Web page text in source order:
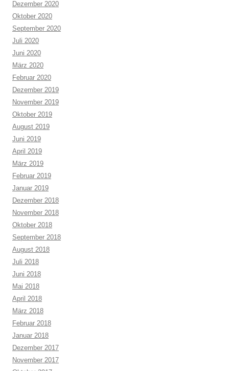
Dezember 2020
Oktober 2020
September 2020
Juli 2020
Juni 2020
März 2020
Februar 2020
Dezember 2019
November 2019
Oktober 2019
August 2019
Juni 2019
April 2019
März 2019
Februar 2019
Januar 2019
Dezember 2018
November 2018
Oktober 2018
September 2018
August 2018
Juli 2018
Juni 2018
Mai 2018
April 2018
März 2018
Februar 2018
Januar 2018
Dezember 2017
November 2017